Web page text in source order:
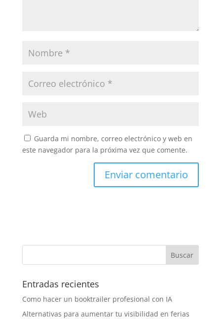
Guarda mi nombre, correo electrónico y web en
este navegador para la próxima vez que comente.
Entradas recientes
Como hacer un booktrailer profesional con IA
Alternativas para aumentar tu visibilidad en ferias